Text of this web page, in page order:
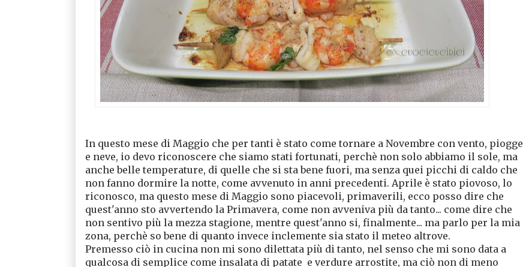
In questo mese di Maggio che per tanti è stato come tornare a Novembre con vento, piogge
e neve, io devo riconoscere che siamo stati fortunati, perchè non solo abbiamo il sole, ma
anche belle temperature, di quelle che si sta bene fuori, ma senza quei picchi di caldo che
non fanno dormire la notte, come avvenuto in anni precedenti. Aprile è stato piovoso, lo
riconosco, ma questo mese di Maggio sono piacevoli, primaverili, ecco posso dire che
quest'anno sto avvertendo la Primavera, come non avveniva più da tanto... come dire che
non sentivo più la mezza stagione, mentre quest'anno si, finalmente... ma parlo per la mia
zona, perchè so bene di quanto invece inclemente sia stato il meteo altrove.
Premesso ciò in cucina non mi sono dilettata più di tanto, nel senso che mi sono data a
qualcosa di semplice come insalata di patate e verdure arrostite, ma ciò non di meno